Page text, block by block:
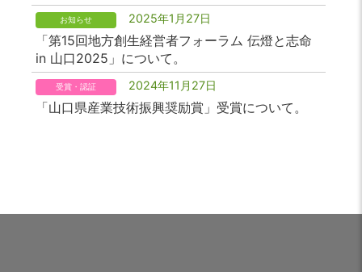
お知らせ 2025年1月27日
「第15回地方創生経営者フォーラム 伝燈と志命
in 山口2025」について。
受賞・認証 2024年11月27日
「山口県産業技術振興奨励賞」受賞について。